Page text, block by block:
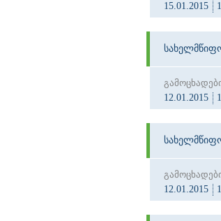
15.01.2015
12.01.2015
12.01.2015